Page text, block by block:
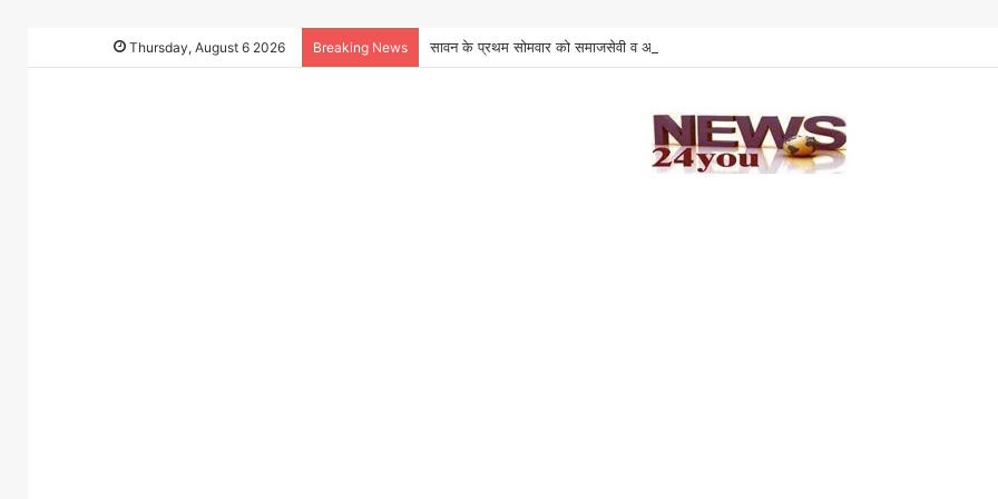
Thursday, August 6 2026 Breaking News